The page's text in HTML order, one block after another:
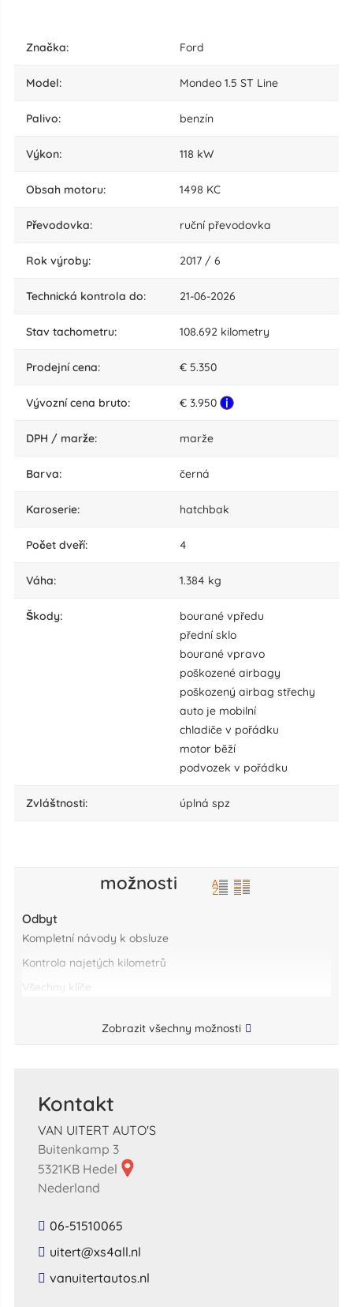
značka: Ford
model: Mondeo 1.5 ST Line
palivo: benzín
výkon: 118 kW
obsah motoru: 1498 KC
převodovka: ruční převodovka
rok výroby: 2017 / 6
technická kontrola do: 21-06-2026
stav tachometru: 108.692 kilometry
Prodejní cena: € 5.350
Vývozní cena bruto: € 3.950
DPH / marže: marže
barva: černá
karoserie: hatchbak
počet dveří: 4
váha: 1.384 kg
škody:
bourané vpředu
přední sklo
bourané vpravo
poškozené airbagy
poškozený airbag střechy
auto je mobilní
chladiče v pořádku
motor bĕží
podvozek v pořádku
zvláštnosti: úplná spz
možnosti
Odbyt
kompletní návody k obsluze
kontrola najetých kilometrů
všechny klíče
Zobrazit všechny možnosti
Kontakt
VAN UITERT AUTO'S
Buitenkamp 3
5321KB Hedel
Nederland
06-51510065
​uitert​@​xs4all​.​nl​
​vanuitertautos​.​nl​